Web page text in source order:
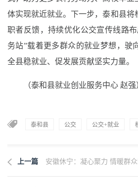
体实现就近就业。下一步，泰和县将
职者反馈，持续优化公交宣传线路
务站”载着更多群众的就业梦想，驶
全县稳就业、促发展贡献坚实力量。
（泰和县就业创业服务中心 赵强
泰和县 公交 公交+就业
上一篇 安徽休宁：凝心聚力 情暖群